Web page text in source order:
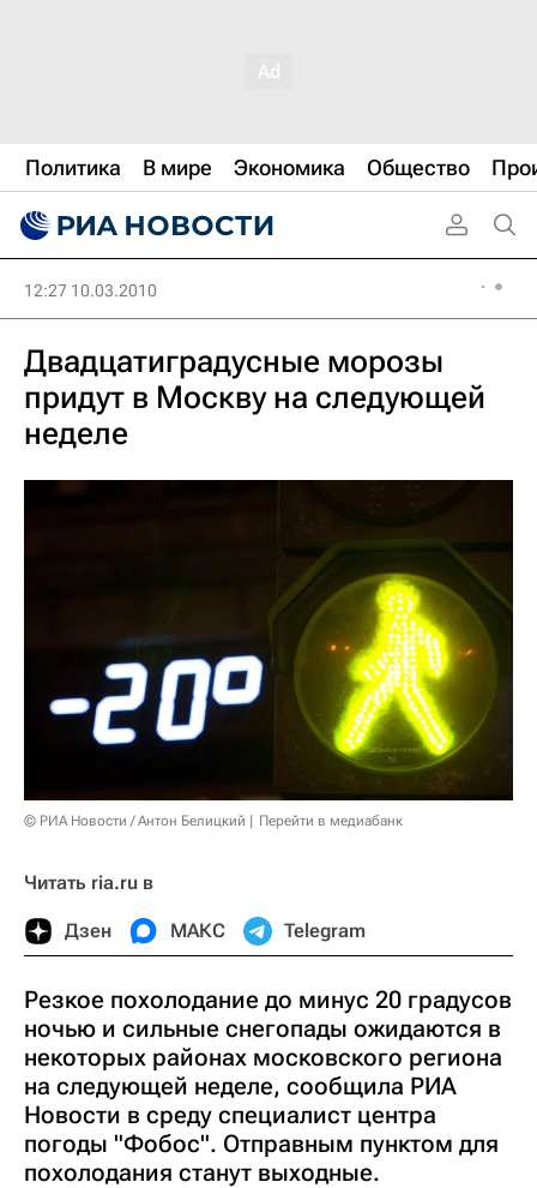
Политика В мире Экономика Общество
12:27 10.03.2010
Двадцатиградусные морозы
придут в Москву на следующей
неделе
© РИА Новости / Антон Белицкий Перейти в медиабанк
Читать ria.ru в
Дзен МАКС Telegram
Резкое похолодание до минус 20 градусов
ночью и сильные снегопады ожидаются в
некоторых районах московского региона
на следующей неделе, сообщила РИА
Новости в среду специалист центра
погоды "Фобос". Отправным пунктом для
похолодания станут выходные.